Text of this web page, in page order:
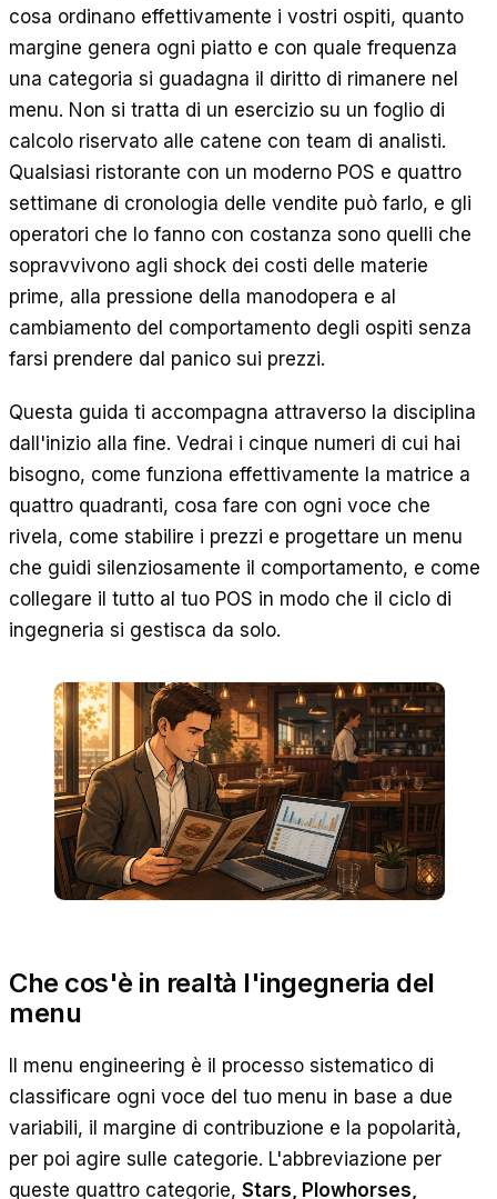
LINGUA
EN FR IT
cosa ordinano effettivamente i vostri ospiti, quanto
margine genera ogni piatto e con quale frequenza
una categoria si guadagna il diritto di rimanere nel
menu. Non si tratta di un esercizio su un foglio di
calcolo riservato alle catene con team di analisti.
Qualsiasi ristorante con un moderno POS e quattro
settimane di cronologia delle vendite può farlo, e gli
operatori che lo fanno con costanza sono quelli che
sopravvivono agli shock dei costi delle materie
prime, alla pressione della manodopera e al
cambiamento del comportamento degli ospiti senza
farsi prendere dal panico sui prezzi.
Questa guida ti accompagna attraverso la disciplina
dall'inizio alla fine. Vedrai i cinque numeri di cui hai
bisogno, come funziona effettivamente la matrice a
quattro quadranti, cosa fare con ogni voce che
rivela, come stabilire i prezzi e progettare un menu
che guidi silenziosamente il comportamento, e come
collegare il tutto al tuo POS in modo che il ciclo di
ingegneria si gestisca da solo.
Che cos'è in realtà l'ingegneria del
menu
Il menu engineering è il processo sistematico di
classificare ogni voce del tuo menu in base a due
variabili, il margine di contribuzione e la popolarità,
per poi agire sulle categorie. L'abbreviazione per
queste quattro categorie, Stars, Plowhorses,